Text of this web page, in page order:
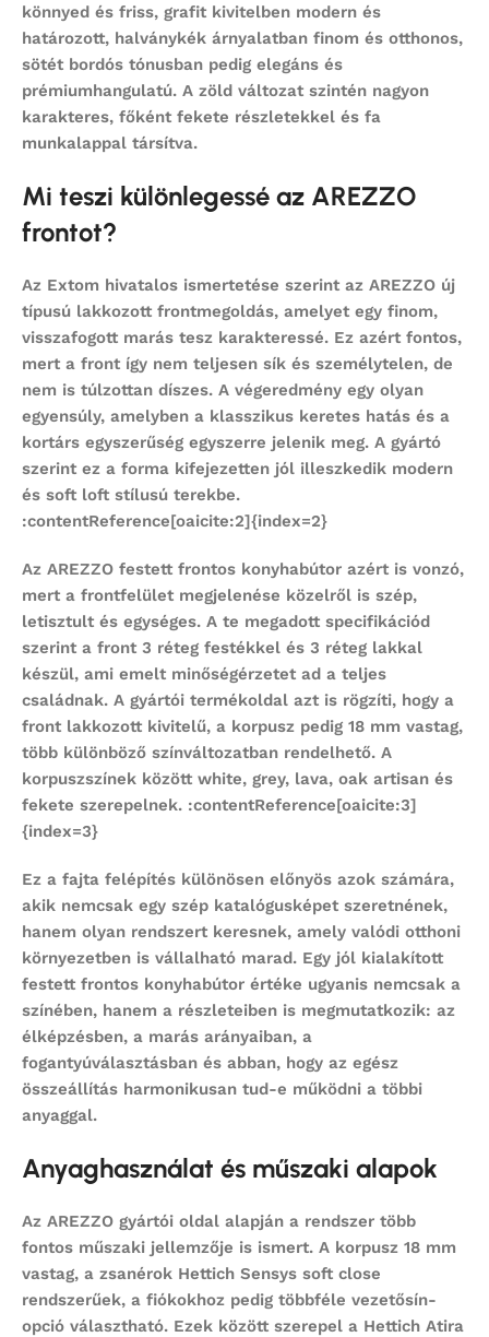
könnyed és friss, grafit kivitelben modern és
határozott, halványkék árnyalatban finom és otthonos,
sötét bordós tónusban pedig elegáns és
prémiumhangulatú. A zöld változat szintén nagyon
karakteres, főként fekete részletekkel és fa
munkalappal társítva.
Mi teszi különlegessé az AREZZO
frontot?
Az Extom hivatalos ismertetése szerint az AREZZO új
típusú lakkozott frontmegoldás, amelyet egy finom,
visszafogott marás tesz karakteressé. Ez azért fontos,
mert a front így nem teljesen sík és személytelen, de
nem is túlzottan díszes. A végeredmény egy olyan
egyensúly, amelyben a klasszikus keretes hatás és a
kortárs egyszerűség egyszerre jelenik meg. A gyártó
szerint ez a forma kifejezetten jól illeszkedik modern
és soft loft stílusú terekbe.
:contentReference[oaicite:2]{index=2}
Az AREZZO festett frontos konyhabútor azért is vonzó,
mert a frontfelület megjelenése közelről is szép,
letisztult és egységes. A te megadott specifikációd
szerint a front 3 réteg festékkel és 3 réteg lakkal
készül, ami emelt minőségérzetet ad a teljes
családnak. A gyártói termékoldal azt is rögzíti, hogy a
front lakkozott kivitelű, a korpusz pedig 18 mm vastag,
több különböző színváltozatban rendelhető. A
korpuszszínek között white, grey, lava, oak artisan és
fekete szerepelnek. :contentReference[oaicite:3]
{index=3}
Ez a fajta felépítés különösen előnyös azok számára,
akik nemcsak egy szép katalógusképet szeretnének,
hanem olyan rendszert keresnek, amely valódi otthoni
környezetben is vállalható marad. Egy jól kialakított
festett frontos konyhabútor értéke ugyanis nemcsak a
színében, hanem a részleteiben is megmutatkozik: az
élképzésben, a marás arányaiban, a
fogantyúválasztásban és abban, hogy az egész
összeállítás harmonikusan tud-e működni a többi
anyaggal.
Anyaghasználat és műszaki alapok
Az AREZZO gyártói oldal alapján a rendszer több
fontos műszaki jellemzője is ismert. A korpusz 18 mm
vastag, a zsanérok Hettich Sensys soft close
rendszerűek, a fiókokhoz pedig többféle vezetősín-
opció választható. Ezek között szerepel a Hettich Atira